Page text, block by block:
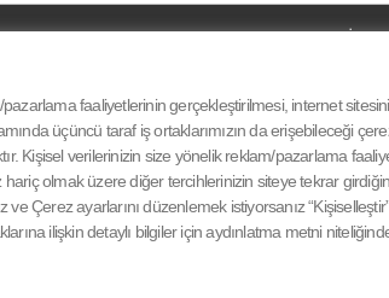
faaliyetlerinin gerçekleştirilmesi, internet
üçüncü taraf iş ortaklarımızın da erişebileceği
Kişisel verilerinizin size yönelik reklam/pazarlama
olmak üzere diğer tercihlerinizin siteye tekrar
Çerez ayarlarını düzenlemek istiyorsanız
ilişkin detaylı bilgiler için aydınlatma metni
V-Dikey° 5/6